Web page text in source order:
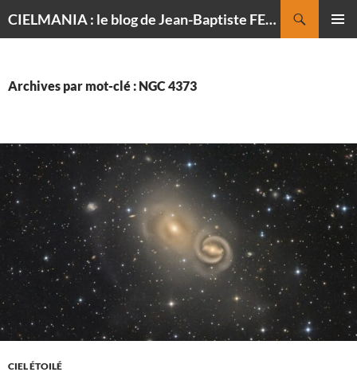
CIELMANIA : le blog de Jean-Baptiste FELDMANN, photographe du ciel
Archives par mot-clé : NGC 4373
CIEL ÉTOILÉ